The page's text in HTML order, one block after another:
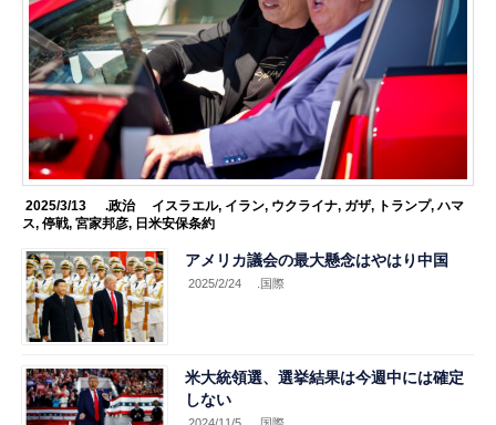
2025/3/13 .政治 イスラエル, イラン, ウクライナ, ガザ, トランプ, ハマ
ス,停戦,宮家邦彦, 日米安保条約
アメリカ議会の最大懸念はやはり中国
2025/2/24 .国際
米大統領選、選挙結果は今週中には確定
しない